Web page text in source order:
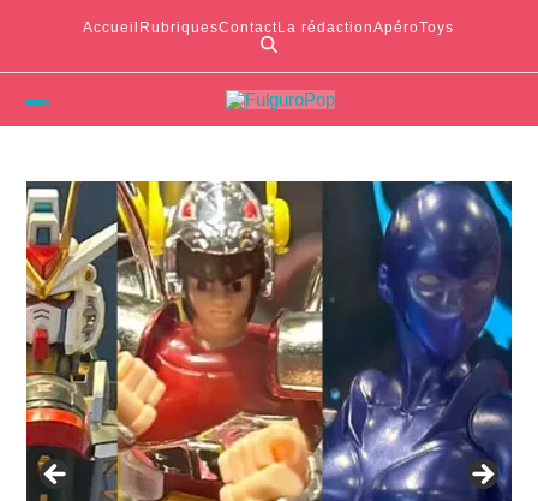
Accueil RubriquesContactLa rédactionApéroToys